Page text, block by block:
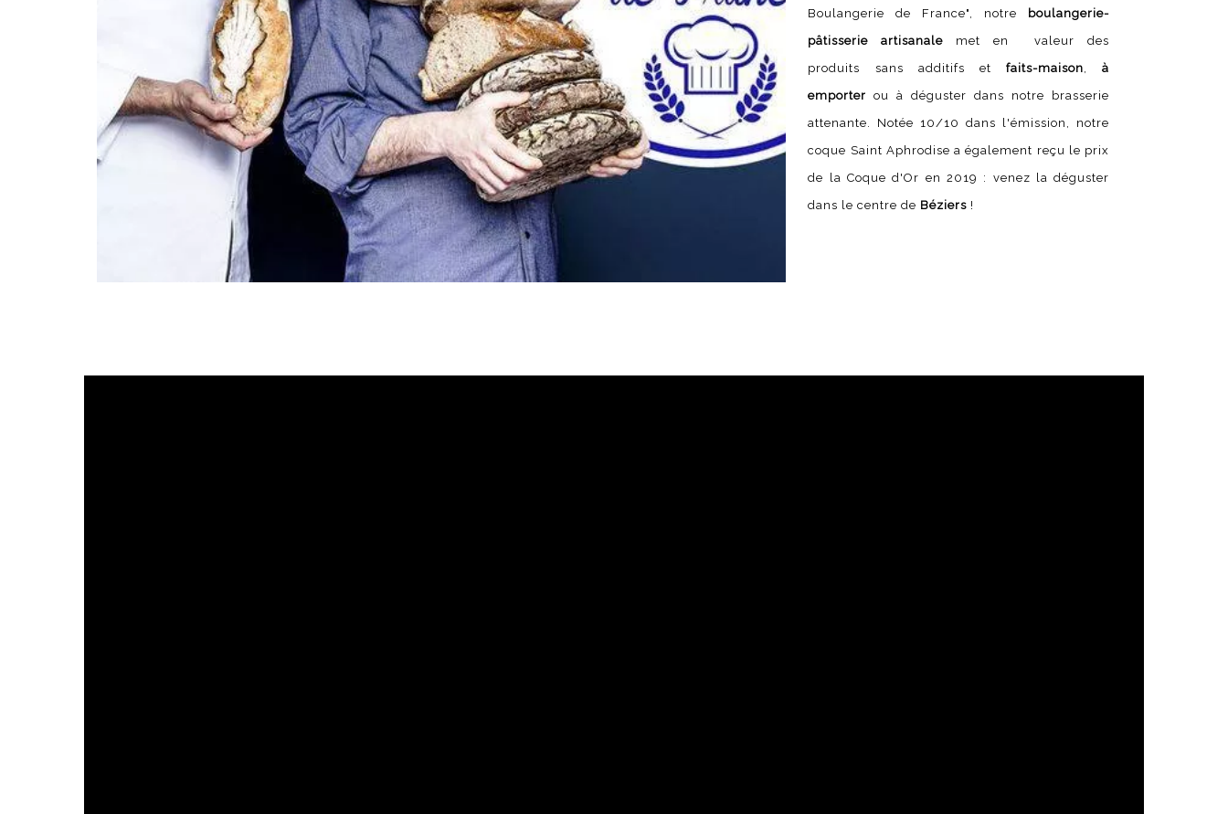
Boulangerie de France", notre
boulangerie-
pâtisserie artisanale met en valeur des
produits sans additifs etfaits-maison,à
emporter ou à déguster dans notre brasserie
attenante. Notée 10/10 dans l'émission, notre
coque Saint Aphrodise a également reçu le prix
de la Coque d'Or en 2019 : venez la déguster
dans le centre de Béziers !